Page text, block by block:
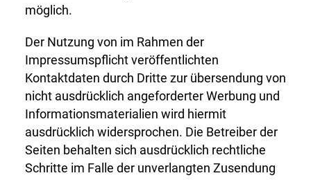
möglich.
Der Nutzung von im Rahmen der
Impressumspflicht veröffentlichten
Kontaktdaten durch Dritte zur übersendung von
nicht ausdrücklich angeforderter Werbung und
Informationsmaterialien wird hiermit
ausdrücklich widersprochen. Die Betreiber der
Seiten behalten sich ausdrücklich rechtliche
Schritte im Falle der unverlangten Zusendung